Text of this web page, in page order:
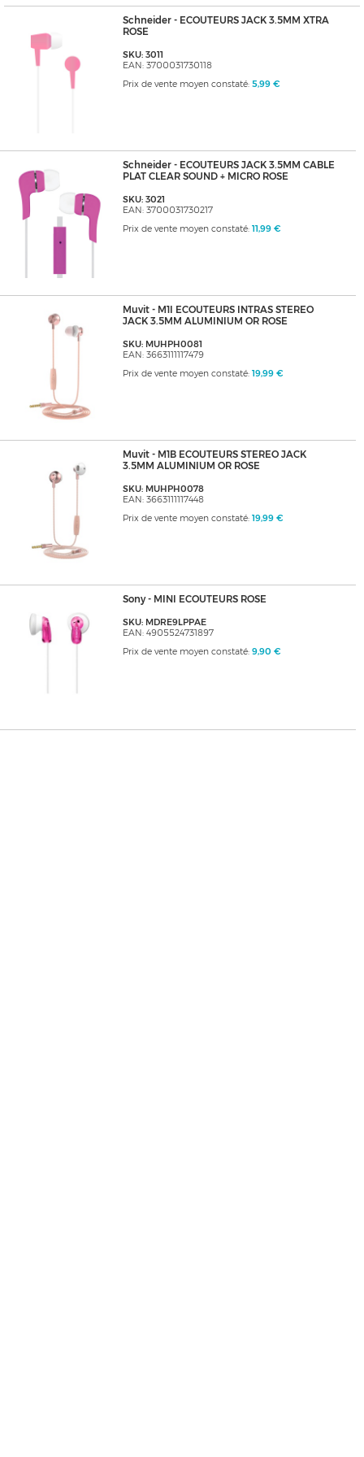
Schneider - ECOUTEURS JACK 3.5MM XTRA
ROSE
SKU: 3011
EAN: 3700031730118
Prix de vente moyen constaté: 5,99 €
Schneider - ECOUTEURS JACK 3.5MM CABLE
PLAT CLEAR SOUND + MICRO ROSE
SKU: 3021
EAN: 3700031730217
Prix de vente moyen constaté: 11,99 €
Muvit - M1I ECOUTEURS INTRAS STEREO
JACK 3.5MM ALUMINIUM OR ROSE
SKU: MUHPH0081
EAN: 3663111117479
Prix de vente moyen constaté: 19,99 €
Muvit - M1B ECOUTEURS STEREO JACK
3.5MM ALUMINIUM OR ROSE
SKU: MUHPH0078
EAN: 3663111117448
Prix de vente moyen constaté: 19,99 €
Sony - MINI ECOUTEURS ROSE
SKU: MDRE9LPPAE
EAN: 4905524731897
Prix de vente moyen constaté: 9,90 €